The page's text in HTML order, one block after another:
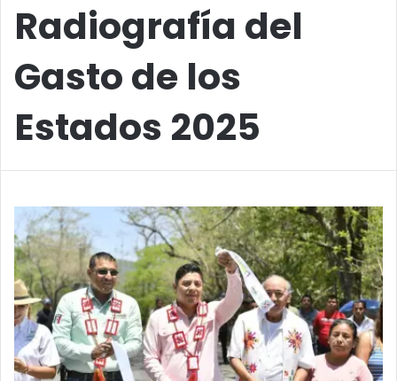
Radiografía del
Gasto de los
Estados 2025